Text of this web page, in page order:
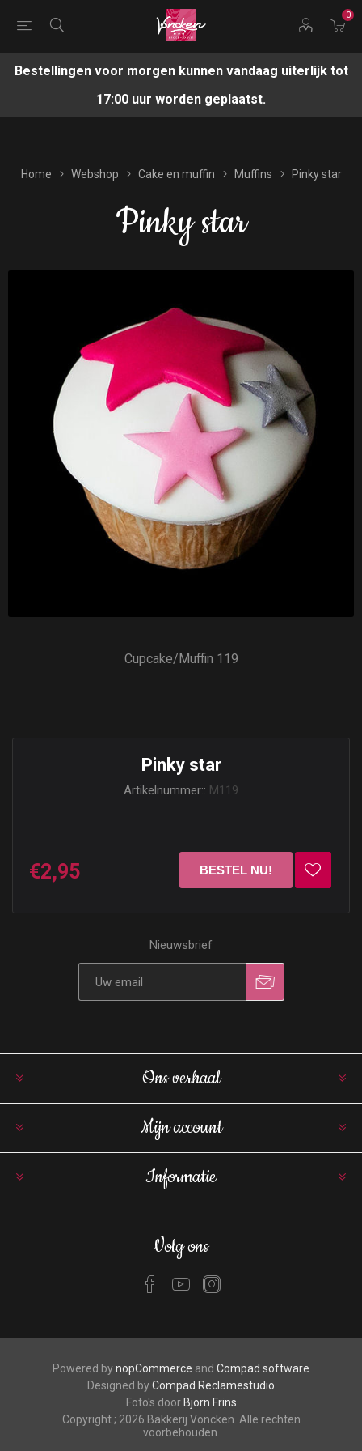
0
Bestellingen voor morgen kunnen vandaag uiterlijk tot
17:00 uur worden geplaatst.
Home Webshop Cake en muffin Muffins Pinky star
Pinky star
Cupcake/Muffin 119
Pinky star
Artikelnummer:: M119
€2,95
Nieuwsbrief
Ons verhaal
Mijn account
Informatie
Volg ons
Powered bynopCommerce and Compad software
Designed byCompad Reclamestudio
Foto's door Bjorn Frins
Copyright ; 2026 Bakkerij Voncken. Alle rechten
voorbehouden.